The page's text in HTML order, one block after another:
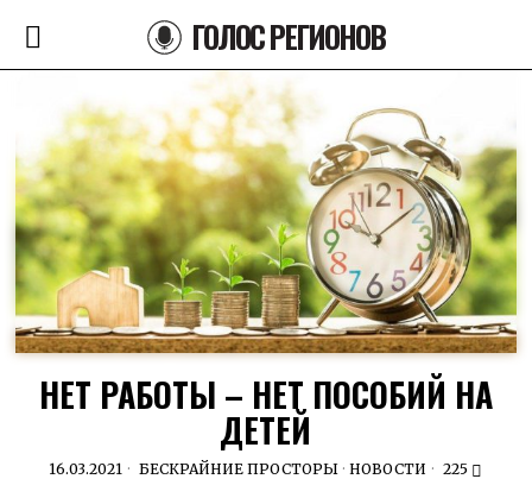
ГОЛОС РЕГИОНОВ
НЕТ РАБОТЫ – НЕТ ПОСОБИЙ НА
ДЕТЕЙ
16.03.2021 БЕСКРАЙНИЕ ПРОСТОРЫ · НОВОСТИ 225